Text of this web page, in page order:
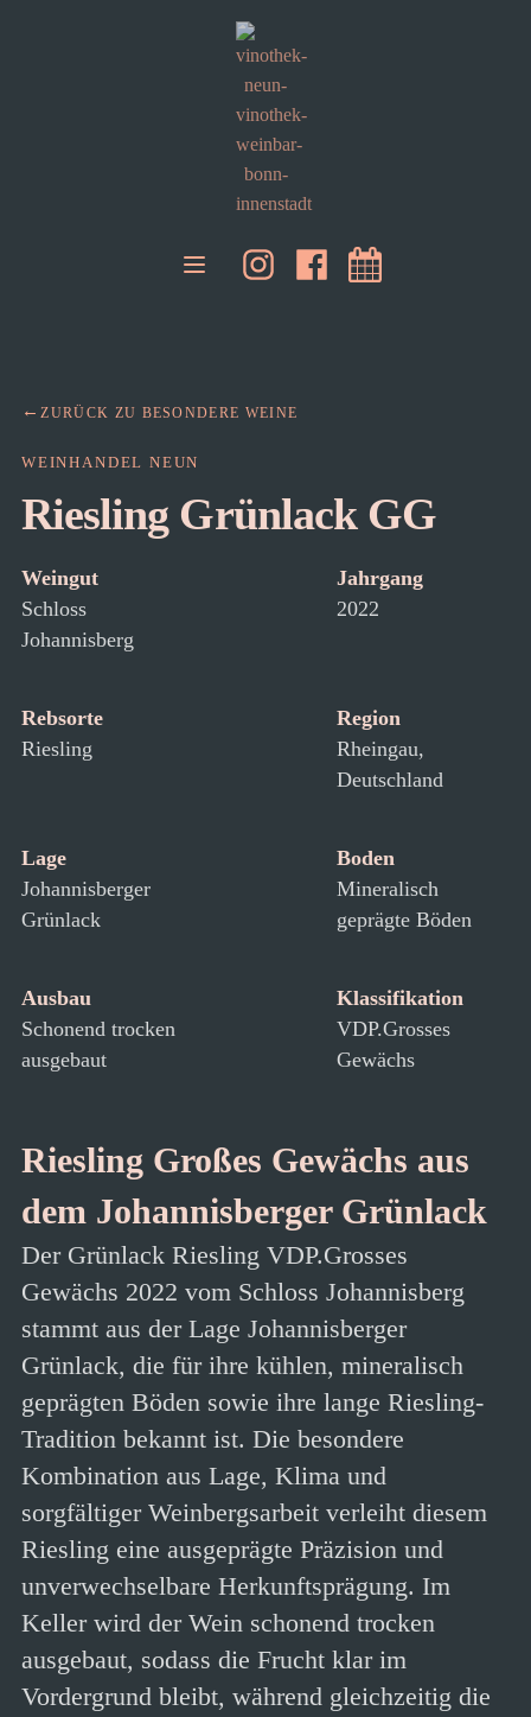
ZURÜCK ZU BESONDERE WEINE
WEINHANDEL NEUN
Riesling Grünlack GG
Weingut
Schloss
Johannisberg
Jahrgang
2022
Rebsorte
Riesling
Region
Rheingau,
Deutschland
Lage
Johannisberger
Grünlack
Boden
Mineralisch
geprägte Böden
Ausbau
Schonend trocken
ausgebaut
Klassifikation
VDP.Grosses
Gewächs
Riesling Großes Gewächs aus
dem Johannisberger Grünlack
Der Grünlack Riesling VDP.Grosses
Gewächs 2022 vom Schloss Johannisberg
stammt aus der Lage Johannisberger
Grünlack, die für ihre kühlen, mineralisch
geprägten Böden sowie ihre lange Riesling-
Tradition bekannt ist. Die besondere
Kombination aus Lage, Klima und
sorgfältiger Weinbergsarbeit verleiht diesem
Riesling eine ausgeprägte Präzision und
unverwechselbare Herkunftsprägung. Im
Keller wird der Wein schonend trocken
ausgebaut, sodass die Frucht klar im
Vordergrund bleibt, während gleichzeitig die